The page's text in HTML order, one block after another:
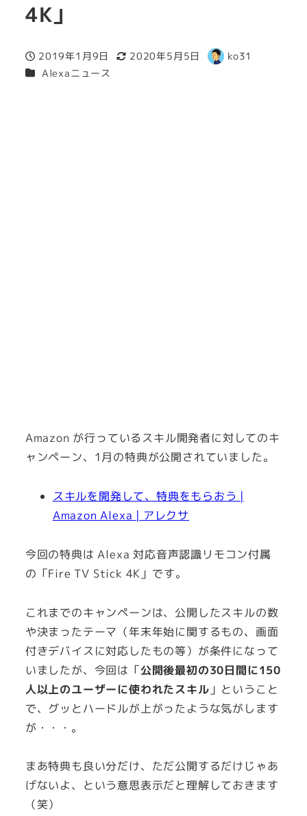
4K」
投稿日
2019年1月9日
更新日
2020年5月5日
著
ko31
カテゴリー
Alexaニュース
Amazon が行っているスキル開発者に対してのキ
ャンペーン、1月の特典が公開されていました。
スキルを開発して、特典をもらおう |
Amazon Alexa | アレクサ
今回の特典は Alexa 対応音声認識リモコン付属
の「Fire TV Stick 4K」です。
これまでのキャンペーンは、公開したスキルの数
や決まったテーマ（年末年始に関するもの、画面
付きデバイスに対応したもの等）が条件になって
いましたが、今回は「公開後最初の30日間に150
人以上のユーザーに使われたスキル 」ということ
で、グッとハードルが上がったような気がします
が・・・。
まあ特典も良い分だけ、ただ公開するだけじゃあ
げないよ、という意思表示だと理解しておきます
（笑）